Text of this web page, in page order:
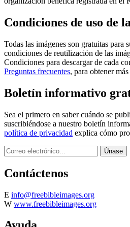
Condiciones de uso de
Todas las imágenes son gratuitas para
condiciones de reutilización de las
Condiciones para descargar de cada
Preguntas frecuentes, para obtener
Boletín informativo
Sea el primero en saber cuándo se
suscribiéndose a nuestro boletín
política de privacidad explica cómo
Contáctenos
E info@freebibleimages.org
W www.freebibleimages.org